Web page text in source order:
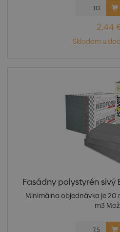
2,44
Skladom u
Fasádny polystyrén sivý
Minimálna objednávka je 20
m3